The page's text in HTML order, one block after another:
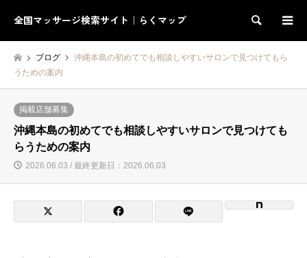
全国マッサージ検索サイト｜らくマップ 検索
ブログ
沖縄本島の初めてでも相談しやすいサロンで見つけてもら
うための案内
掲載店舗募集
沖縄本島の初めてでも相談しやすいサロンで見つけても
らうための案内
2026.06.03 / 最終更新日：2026.06.03